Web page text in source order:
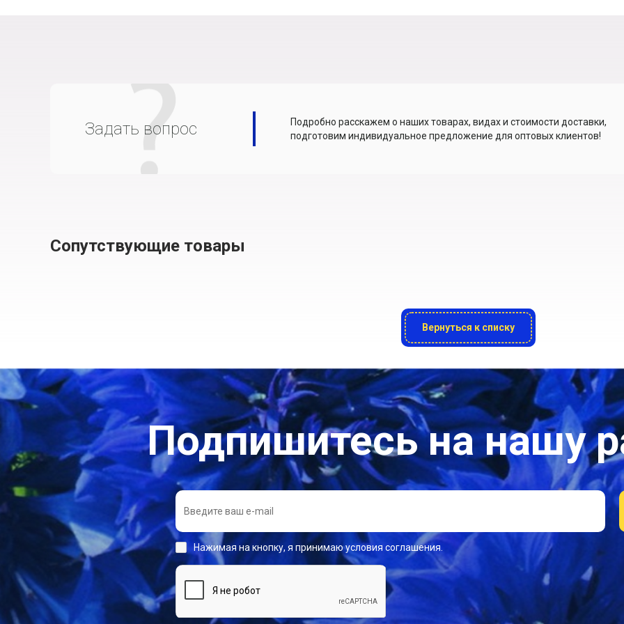
Задать вопрос
Подробно расскажем о наших товарах, видах и стоимости доставки,
подготовим индивидуальное предложение для оптовых клиентов!
Сопутствующие товары
Вернуться к списку
Подпишитесь на нашу
Нажимая на кнопку, я принимаю условия соглашения.